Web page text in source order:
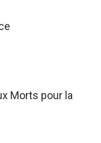
Morts pour la